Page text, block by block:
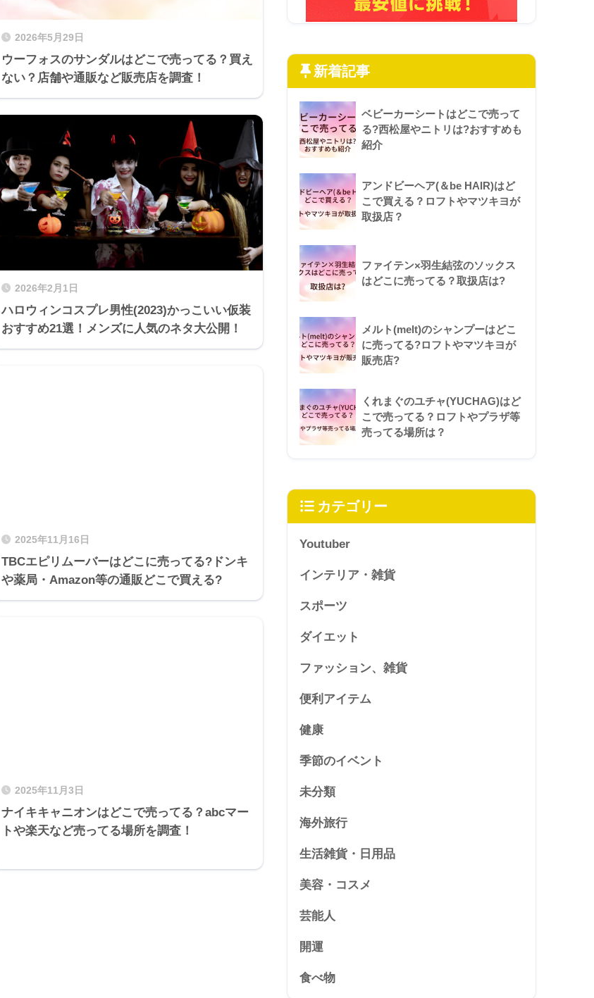
2026年5月29日
ウーフォスのサンダルはどこで売ってる？買え
ない？店舗や通販など販売店を調査！
2026年2月1日
ハロウィンコスプレ男性(2023)かっこいい仮装
おすすめ21選！メンズに人気のネタ大公開！
2025年11月16日
TBCエピリムーバーはどこに売ってる?ドンキ
や薬局・Amazon等の通販どこで買える?
2025年11月3日
ナイキキャニオンはどこで売ってる？abcマー
トや楽天など売ってる場所を調査！
新着記事
ベビーカーシートはどこで売って
る?西松屋やニトリは?おすすめも
紹介
アンドビーヘア(＆be HAIR)はど
こで買える？ロフトやマツキヨが
取扱店？
ファイテン×羽生結弦のソックス
はどこに売ってる？取扱店は?
メルト(melt)のシャンプーはどこ
に売ってる?ロフトやマツキヨが
販売店?
くれまぐのユチャ(YUCHAG)はど
こで売ってる？ロフトやプラザ等
売ってる場所は？
カテゴリー
Youtuber
インテリア・雑貨
スポーツ
ダイエット
ファッション、雑貨
便利アイテム
健康
季節のイベント
未分類
海外旅行
生活雑貨・日用品
美容・コスメ
芸能人
開運
食べ物